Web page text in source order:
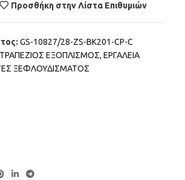
Προσθήκη στην Λίστα Επιθυμιών
GS-10827/28-ZS-BK201-CP-C
ΕΞΟΠΛΙΣΜΟΣ, ΕΡΓΑΛΕΙΑ
ΞΕΦΛΟΥΔΙΣΜΑΤΟΣ